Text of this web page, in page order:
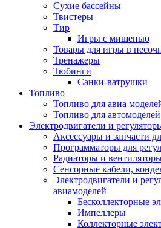
Сухие бассейны
Твистеры
Тир
Игры с мишенью
Товары для игры в
Тренажеры
Тюбинги
Санки-ватрушки
Топливо
Топливо для авиа
Топливо для автомоделей
Электродвигатели и
Аксессуары и запчасти
Программаторы для
Радиаторы и
Сенсорные кабели,
Электродвигатели и
авиамоделей
Бесколлекторные
Импеллеры
Коллекторные